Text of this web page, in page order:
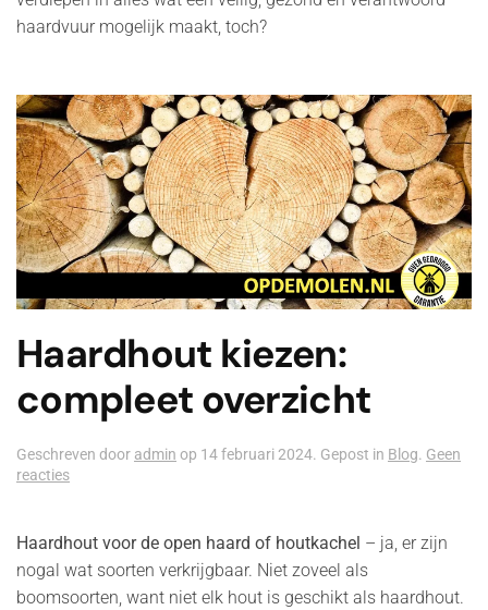
haardvuur mogelijk maakt, toch?
Haardhout kiezen:
compleet overzicht
Geschreven door admin op 14 februari 2024. Gepost in Blog. Geen
reactiesop
compleet
Haardhout voor de open haard of houtkachel – ja, er zijn
nogal wat soorten verkrijgbaar. Niet zoveel als
boomsoorten, want niet elk hout is geschikt als haardhout.